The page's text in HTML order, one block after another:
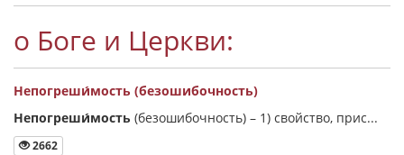
о Боге и Церкви:
Непогреши́мость (безошибочность)
Непогреши́мость (безошибочность) – 1) свойство, прис...
2662